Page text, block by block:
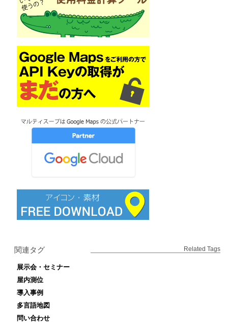
関連タグ Related Tags
展示会・セミナー
屋内測位
導入事例
多言語地図
問い合わせ